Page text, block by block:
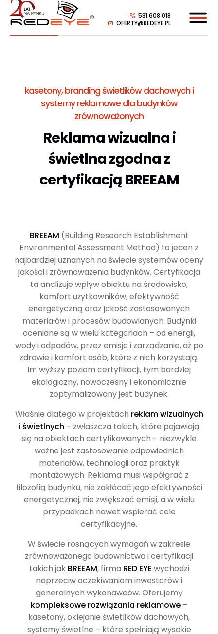
531 608 018
OFERTY@REDEYE.PL
kasetony, branding świetlików dachowych i
systemy reklamowe dla budynków
zrównoważonych
Reklama wizualna i
świetlna zgodna z
certyfikacją BREEAM
BREEAM (Building Research Establishment
Environmental Assessment Method) to jeden z
najbardziej uznanych na świecie systemów oceny
jakości i zrównoważenia budynków. Certyfikacja
ta analizuje wpływ obiektu na środowisko,
komfort użytkowników, efektywność
energetyczną oraz jakość zastosowanych
materiałów i procesów budowlanych. Budynki
oceniane są w wielu kategoriach – od energii,
wody i odpadów, przez emisje i zarządzanie, aż po
zdrowie i komfort osób, które z nich korzystają.
Im wyższy poziom certyfikacji, tym bardziej
ekologiczny, nowoczesny i ekonomicznie
zoptymalizowany jest budynek.
Właśnie dlatego w projektach reklam wizualnych
i świetlnych – zwłaszcza takich, które pojawiają
się na obiektach certyfikowanych – niezwykle
ważne jest zastosowanie odpowiednich
materiałów, technologii oraz praktyk
montażowych. Reklama musi współgrać z
filozofią budynku, nie zakłócać jego efektywności
energetycznej, nie zwiększać emisji, a w wielu
przypadkach nawet wspierać cele
certyfikacyjne.
W świecie rosnących wymagań w zakresie
zrównoważonego budownictwa i certyfikacji
takich jak BREEAM, firma RED EYE wychodzi
naprzeciw oczekiwaniom inwestorów i
generalnych wykonawców. Oferujemy
kompleksowe rozwiązania reklamowe –
kasetony, oklejanie świetlików dachowych,
systemy świetlne – które spełniają wysokie